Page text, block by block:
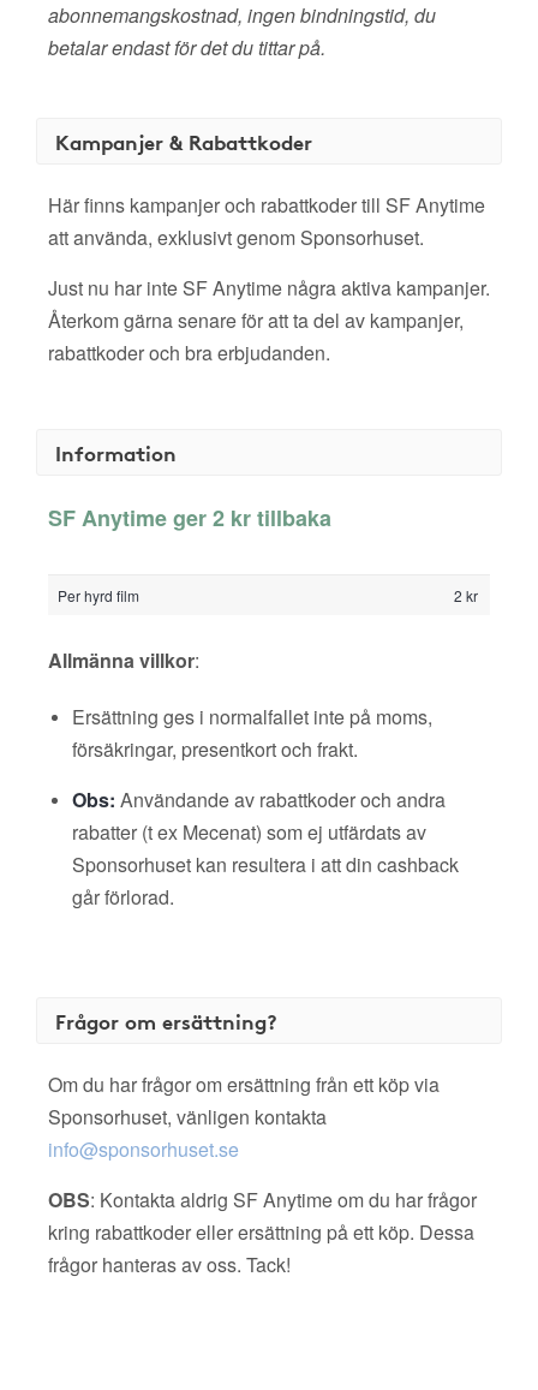
abonnemangskostnad, ingen bindningstid, du
betalar endast för det du tittar på.
Kampanjer & Rabattkoder
Här finns kampanjer och rabattkoder till SF Anytime
att använda, exklusivt genom Sponsorhuset.
Just nu har inte SF Anytime några aktiva kampanjer.
Återkom gärna senare för att ta del av kampanjer,
rabattkoder och bra erbjudanden.
Information
SF Anytime ger 2 kr tillbaka
Per hyrd film 2 kr
Allmänna villkor:
Ersättning ges i normalfallet inte på moms,
försäkringar, presentkort och frakt.
Obs: Användande av rabattkoder och andra
rabatter (t ex Mecenat) som ej utfärdats av
Sponsorhuset kan resultera i att din cashback
går förlorad.
Frågor om ersättning?
Om du har frågor om ersättning från ett köp via
Sponsorhuset, vänligen kontakta
info@sponsorhuset.se
OBS: Kontakta aldrig SF Anytime om du har frågor
kring rabattkoder eller ersättning på ett köp. Dessa
frågor hanteras av oss. Tack!